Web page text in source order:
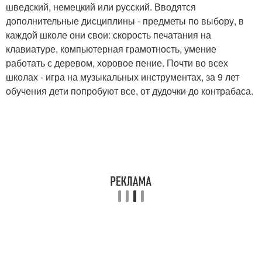
шведский, немецкий или русский. Вводятся
дополнительные дисциплины - предметы по выбору, в
каждой школе они свои: скорость печатания на
клавиатуре, компьютерная грамотность, умение
работать с деревом, хоровое пение. Почти во всех
школах - игра на музыкальных инструментах, за 9 лет
обучения дети попробуют все, от дудочки до контрабаса.